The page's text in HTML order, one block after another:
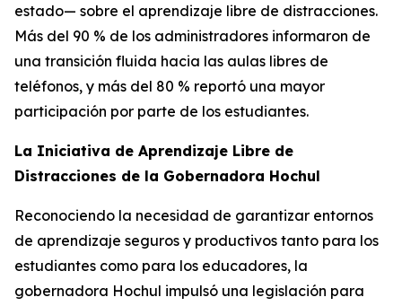
estado— sobre el aprendizaje libre de distracciones.
Más del 90 % de los administradores informaron de
una transición fluida hacia las aulas libres de
teléfonos, y más del 80 % reportó una mayor
participación por parte de los estudiantes.
La Iniciativa de Aprendizaje Libre de
Distracciones de la Gobernadora Hochul
Reconociendo la necesidad de garantizar entornos
de aprendizaje seguros y productivos tanto para los
estudiantes como para los educadores, la
gobernadora Hochul impulsó una legislación para